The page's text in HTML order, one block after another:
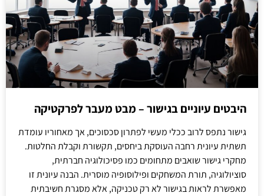
היבטים עיוניים בגישור – מבט מעבר לפרקטיקה
גישור נתפס לרוב ככלי מעשי לפתרון סכסוכים, אך מאחוריו עומדת
תשתית עיונית רחבה העוסקת ביחסים, תקשורת וקבלת החלטות.
מחקרי גישור שואבים מתחומים כמו פסיכולוגיה חברתית,
סוציולוגיה, תורת המשחקים ופילוסופיה מוסרית. הבנה עיונית זו
מאפשרת לראות בגישור לא רק טכניקה, אלא מסגרת חשיבתית